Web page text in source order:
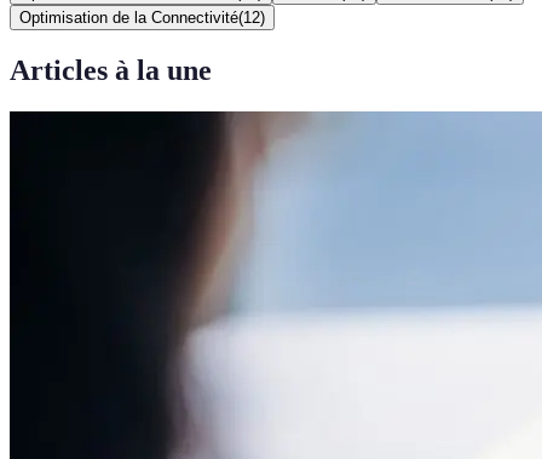
Optimisation de la Connectivité(12)
Articles à la une